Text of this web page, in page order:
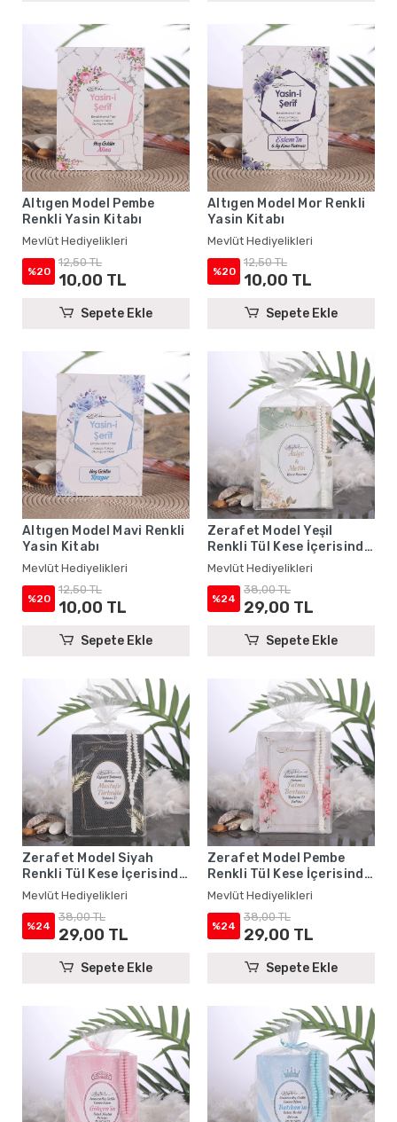
Altıgen Model Pembe
Renkli Yasin Kitabı
Mevlüt Hediyelikleri
%20
12,50 TL
10,00 TL
Sepete Ekle
Altıgen Model Mor Renkli
Yasin Kitabı
Mevlüt Hediyelikleri
%20
12,50 TL
10,00 TL
Sepete Ekle
Altıgen Model Mavi Renkli
Yasin Kitabı
Mevlüt Hediyelikleri
%20
12,50 TL
10,00 TL
Sepete Ekle
Zerafet Model Yeşil
Renkli Tül Kese İçerisinde
Yasin Kitabı ve Tesbih -
Mevlüt Hediyelikleri
Mevlüt Hediyelikleri
%24
38,00 TL
29,00 TL
Sepete Ekle
Zerafet Model Siyah
Renkli Tül Kese İçerisinde
Yasin Kitabı ve Tesbih -
Mevlüt Hediyelikleri
Mevlüt Hediyelikleri
%24
38,00 TL
29,00 TL
Sepete Ekle
Zerafet Model Pembe
Renkli Tül Kese İçerisinde
Yasin Kitabı ve Tesbih -
Mevlüt Hediyelikleri
Mevlüt Hediyelikleri
%24
38,00 TL
29,00 TL
Sepete Ekle